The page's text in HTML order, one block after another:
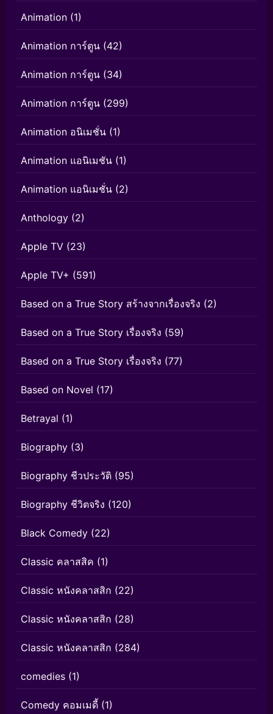
Animation (1)
Animation การ์ตูน (42)
Animation การ์ตูน (34)
Animation การ์ตูน (299)
Animation อนิเมชั่น (1)
Animation แอนิเมชัน (1)
Animation แอนิเมชั่น (2)
Anthology (2)
Apple TV (23)
Apple TV+ (591)
Based on a True Story สร้างจากเรื่องจริง (2)
Based on a True Story เรื่องจริง (59)
Based on a True Story เรื่องจริง (77)
Based on Novel (17)
Betrayal (1)
Biography (3)
Biography ชีวประวัติ (95)
Biography ชีวิตจริง (120)
Black Comedy (22)
Classic คลาสสิค (1)
Classic หนังคลาสสิก (22)
Classic หนังคลาสสิก (28)
Classic หนังคลาสสิก (284)
comedies (1)
Comedy คอมเมดี้ (1)